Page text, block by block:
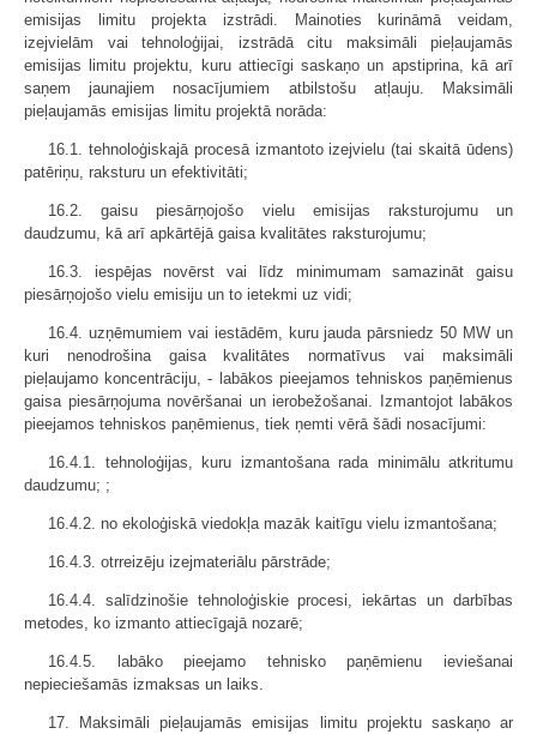
emisijas limitu projekta izstrādi. Mainoties kurināmā veidam,
izejvielām vai tehnoloģijai, izstrādā citu maksimāli pieļaujamās
emisijas limitu projektu, kuru attiecīgi saskaņo un apstiprina, kā arī
saņem jaunajiem nosacījumiem atbilstošu atļauju. Maksimāli
pieļaujamās emisijas limitu projektā norāda:
16.1. tehnoloģiskajā procesā izmantoto izejvielu (tai skaitā ūdens)
patēriņu, raksturu un efektivitāti;
16.2. gaisu piesārņojošo vielu emisijas raksturojumu un
daudzumu, kā arī apkārtējā gaisa kvalitātes raksturojumu;
16.3. iespējas novērst vai līdz minimumam samazināt gaisu
piesārņojošo vielu emisiju un to ietekmi uz vidi;
16.4. uzņēmumiem vai iestādēm, kuru jauda pārsniedz 50 MW un
kuri nenodrošina gaisa kvalitātes normatīvus vai maksimāli
pieļaujamo koncentrāciju, - labākos pieejamos tehniskos paņēmienus
gaisa piesārņojuma novēršanai un ierobežošanai. Izmantojot labākos
pieejamos tehniskos paņēmienus, tiek ņemti vērā šādi nosacījumi:
16.4.1. tehnoloģijas, kuru izmantošana rada minimālu atkritumu
daudzumu; ;
16.4.2. no ekoloģiskā viedokļa mazāk kaitīgu vielu izmantošana;
16.4.3. otrreizēju izejmateriālu pārstrāde;
16.4.4. salīdzinošie tehnoloģiskie procesi, iekārtas un darbības
metodes, ko izmanto attiecīgajā nozarē;
16.4.5. labāko pieejamo tehnisko paņēmienu ieviešanai
nepieciešamās izmaksas un laiks.
17. Maksimāli pieļaujamās emisijas limitu projektu saskaņo ar